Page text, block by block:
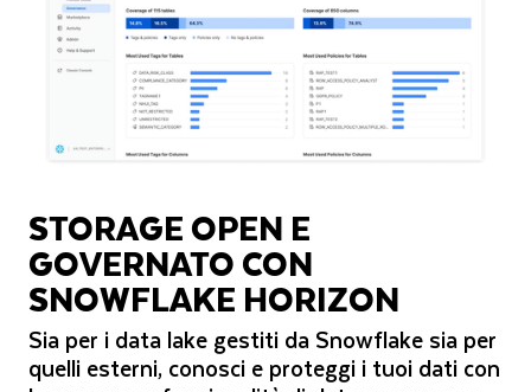
STORAGE OPEN E
GOVERNATO CON
SNOWFLAKE HORIZON
Sia per i data lake gestiti da Snowflake sia per
quelli esterni, conosci e proteggi i tuoi dati con